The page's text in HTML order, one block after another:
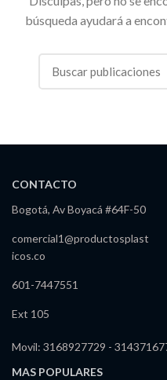
búsqueda ayudará a
CONTACTO
Bogotá, Av Boyacá #64F-50
comercial1@productosplast
icos.co
601-7447551
Ext 105
Movil: 3168927729 -
MAS POPULARES